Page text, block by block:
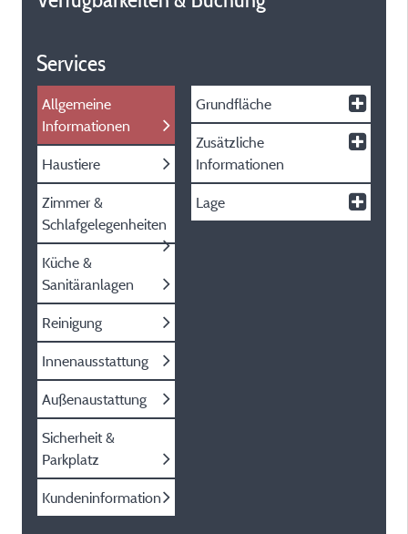
Services
Allgemeine
Informationen
Haustiere
Zimmer &
Schlafgelegenheiten
Küche &
Sanitäranlagen
Reinigung
Innenausstattung
Außenaustattung
Sicherheit &
Parkplatz
Kundeninformation
Grundfläche
Zusätzliche
Informationen
Lage